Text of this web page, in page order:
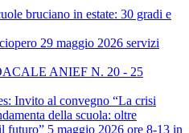
bruciano in estate: 30 gradi e
29 maggio 2026 servizi
ANIEF N. 20 - 25
Invito al convegno “La crisi
della scuola: oltre
futuro” 5 maggio 2026 ore 8-13 in